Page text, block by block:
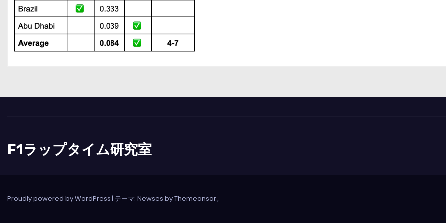
F1ラップタイム研究室
Proudly powered by WordPress | テーマ: Newses byThemeansar。